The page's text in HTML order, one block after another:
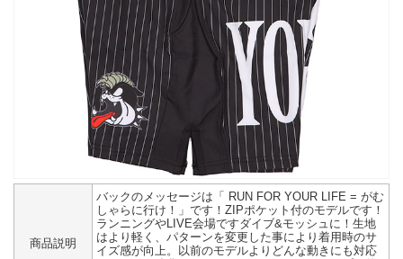
商品説明
バックのメッセージは「 RUN FOR YOUR LIFE = がむ
しゃらに行け！」です！ZIPポケット付のモデルです！
ランニングやLIVE会場ですダイブ&モッシュに！生地
はより軽く、パターンを変更した事により着用時のサ
イズ感が向上。以前のモデルよりどんな動きにも対応